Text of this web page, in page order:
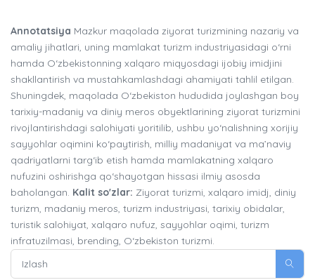
Annotatsiya Mazkur maqolada ziyorat turizmining nazariy va
amaliy jihatlari, uning mamlakat turizm industriyasidagi o‘rni
hamda O‘zbekistonning xalqaro miqyosdagi ijobiy imidjini
shakllantirish va mustahkamlashdagi ahamiyati tahlil etilgan.
Shuningdek, maqolada O‘zbekiston hududida joylashgan boy
tarixiy-madaniy va diniy meros obyektlarining ziyorat turizmini
rivojlantirishdagi salohiyati yoritilib, ushbu yo‘nalishning xorijiy
sayyohlar oqimini ko‘paytirish, milliy madaniyat va ma’naviy
qadriyatlarni targ‘ib etish hamda mamlakatning xalqaro
nufuzini oshirishga qo‘shayotgan hissasi ilmiy asosda
baholangan. Kalit so'zlar: Ziyorat turizmi, xalqaro imidj, diniy
turizm, madaniy meros, turizm industriyasi, tarixiy obidalar,
turistik salohiyat, xalqaro nufuz, sayyohlar oqimi, turizm
infratuzilmasi, brending, O‘zbekiston turizmi.